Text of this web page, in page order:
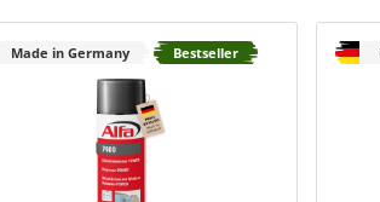
Made in Germany Bestseller